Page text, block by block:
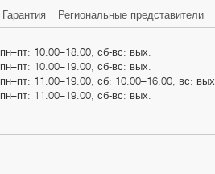
пн–пт: 10.00–18.00, сб-вс: вых.
пн–пт: 10.00–19.00, сб-вс: вых.
пн–пт: 11.00–19.00, сб: 10.00–16.00, вс: вых.
пн–пт: 11.00–19.00, сб-вс: вых.
Гарантия Региональные представители